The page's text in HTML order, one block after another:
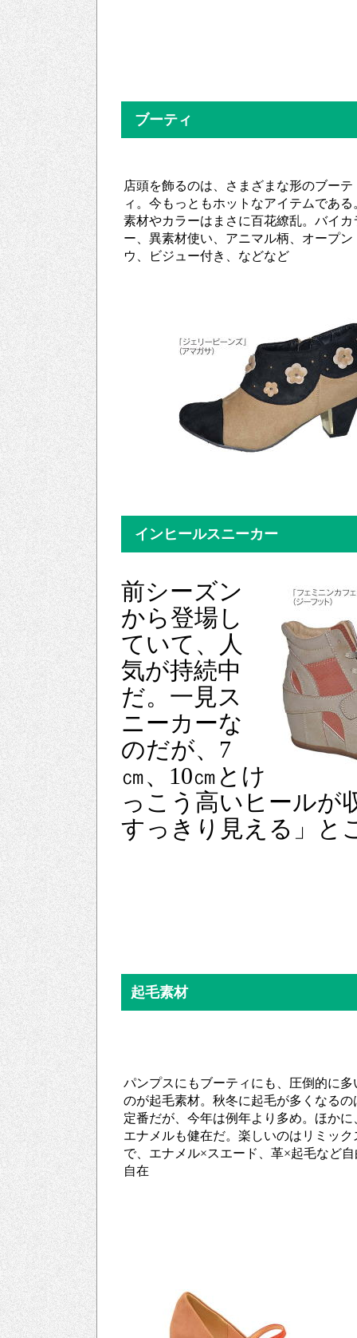
ブーティ
店頭を飾るのは、さまざまな形のブーテ
ィ。今もっともホットなアイテムである
素材やカラーはまさに百花繚乱。バイカ
ー、異素材使い、アニマル柄、オープン
ウ、ビジュー付き、などなど
インヒールスニーカー
前シーズン
から登場し
ていて、人
気が持続中
だ。一見ス
ニーカーな
のだが、7
㎝、10㎝とけ
っこう高いヒールが
すっきり見える」と
起毛素材
パンプスにもブーティにも、圧倒的に多
のが起毛素材。秋冬に起毛が多くなるの
定番だが、今年は例年より多め。ほかに
エナメルも健在だ。楽しいのはリミック
で、エナメル×スエード、革×起毛など自
自在